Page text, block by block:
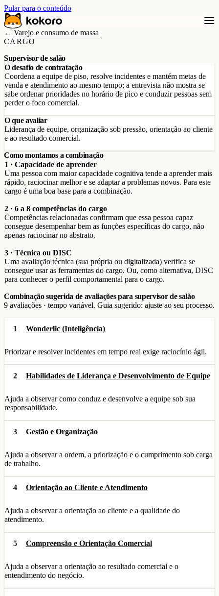
Pular para o conteúdo
← Varejo e consumo de massa
CARGO
Supervisor de salão
O desafio de contratação
Coordena a equipe de piso, resolve incidentes e mantém metas de
venda e atendimento ao mesmo tempo; a entrevista não mostra se
sabe ordenar prioridades no horário de pico e conduzir pessoas sem
perder o foco comercial.
O que avaliar
Liderança de equipe, organização sob pressão, orientação ao cliente
e ao resultado comercial.
Como montamos a combinação
1 · Capacidade de aprender
Uma pessoa com maior capacidade cognitiva tende a aprender mais
rápido, raciocinar melhor e se adaptar a problemas novos. Para este
cargo é uma boa base para a combinação.
2 · 6 a 8 competências do cargo
Competências relacionadas confirmam que essa pessoa capaz
consegue desempenhar bem as funções específicas do cargo, não
apenas raciocinar no abstrato.
3 · Técnica ou DISC
Uma avaliação técnica (sua própria ou digitalizada) verifica se
consegue usar as ferramentas do cargo. Ou, como alternativa, DISC
para conhecer o perfil comportamental para o cargo.
Combinação sugerida de avaliações para supervisor de salão
9 avaliações · tempo variável. Guia sugerido: ajuste ao seu processo.
1 Wonderlic (Inteligência)
Priorizar e resolver incidentes em tempo real exige raciocínio ágil.
2 Habilidades de Liderança e Desenvolvimento de Equipe
Ajuda a observar como conduz e desenvolve a equipe sob sua
responsabilidade.
3 Gestão e Organização
Ajuda a observar a ordem, a priorização e o cumprimento sob carga
de trabalho.
4 Orientação ao Cliente e Atendimento
Ajuda a observar a orientação ao cliente e a qualidade do
atendimento.
5 Compreensão e Orientação Comercial
Ajuda a observar a orientação ao resultado comercial e o
entendimento do negócio.